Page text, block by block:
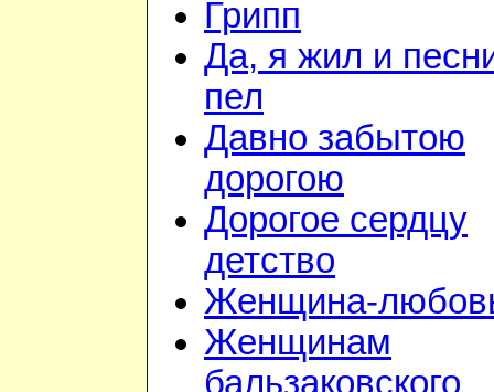
Грипп
Да, я жил и
пел
Давно забытою
дорогою
Дорогое сердцу
детство
Женщина-
Женщинам
бальзаковского